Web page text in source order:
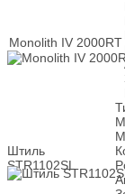
Monolith IV 2000RT
Штиль
STR1102SL